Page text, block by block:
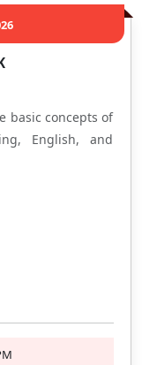
basic concepts of
English, and